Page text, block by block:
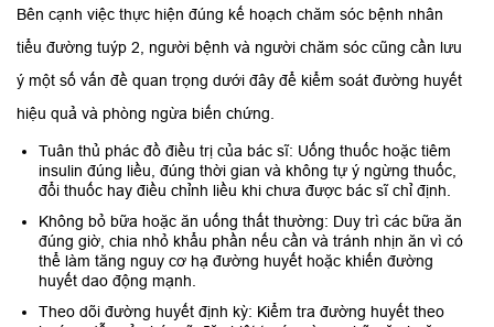
Bên cạnh việc thực hiện đúng kế hoạch chăm sóc bệnh nhân
tiểu đường tuýp 2, người bệnh và người chăm sóc cũng cần lưu
ý một số vấn đề quan trọng dưới đây để kiểm soát đường huyết
hiệu quả và phòng ngừa biến chứng.
Tuân thủ phác đồ điều trị của bác sĩ: Uống thuốc hoặc tiêm
insulin đúng liều, đúng thời gian và không tự ý ngừng thuốc,
đổi thuốc hay điều chỉnh liều khi chưa được bác sĩ chỉ định.
Không bỏ bữa hoặc ăn uống thất thường: Duy trì các bữa ăn
đúng giờ, chia nhỏ khẩu phần nếu cần và tránh nhịn ăn vì có
thể làm tăng nguy cơ hạ đường huyết hoặc khiến đường
huyết dao động mạnh.
Theo dõi đường huyết định kỳ: Kiểm tra đường huyết theo